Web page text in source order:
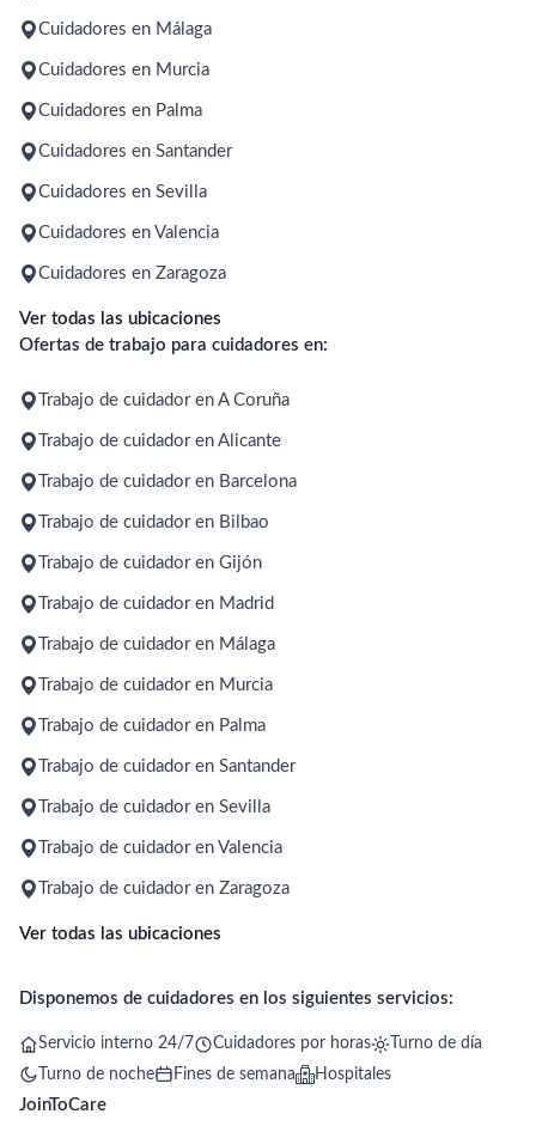
Cuidadores en Málaga
Cuidadores en Murcia
Cuidadores en Palma
Cuidadores en Santander
Cuidadores en Sevilla
Cuidadores en Valencia
Cuidadores en Zaragoza
Ver todas las ubicaciones
Ofertas de trabajo para cuidadores en:
Trabajo de cuidador en A Coruña
Trabajo de cuidador en Alicante
Trabajo de cuidador en Barcelona
Trabajo de cuidador en Bilbao
Trabajo de cuidador en Gijón
Trabajo de cuidador en Madrid
Trabajo de cuidador en Málaga
Trabajo de cuidador en Murcia
Trabajo de cuidador en Palma
Trabajo de cuidador en Santander
Trabajo de cuidador en Sevilla
Trabajo de cuidador en Valencia
Trabajo de cuidador en Zaragoza
Ver todas las ubicaciones
Disponemos de cuidadores en los siguientes servicios:
Servicio interno 24/7 Cuidadores por horas
Turno de día
Turno de noche
Fines de semana Hospitales
JoinToCare